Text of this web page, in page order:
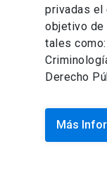
privadas el
objetivo de
tales
Derecho
Más